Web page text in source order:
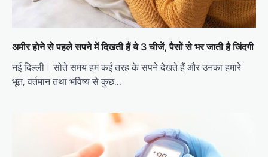
अमीर होने से पहले सपने में दिखती हैं ये 3 चीजें, पैसों से भर जाती है जिंदगी
नई दिल्ली। सोते समय हम कई तरह के सपने देखते हैं और उनका हमारे
भूत, वर्तमान तथा भविष्य से कुछ…